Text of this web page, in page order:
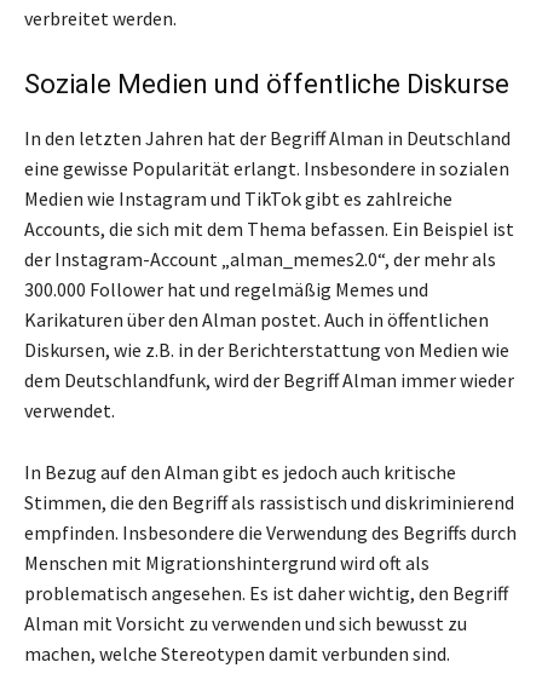
verbreitet werden.
Soziale Medien und öffentliche Diskurse
In den letzten Jahren hat der Begriff Alman in Deutschland
eine gewisse Popularität erlangt. Insbesondere in sozialen
Medien wie Instagram und TikTok gibt es zahlreiche
Accounts, die sich mit dem Thema befassen. Ein Beispiel ist
der Instagram-Account „alman_memes2.0“, der mehr als
300.000 Follower hat und regelmäßig Memes und
Karikaturen über den Alman postet. Auch in öffentlichen
Diskursen, wie z.B. in der Berichterstattung von Medien wie
dem Deutschlandfunk, wird der Begriff Alman immer wieder
verwendet.
In Bezug auf den Alman gibt es jedoch auch kritische
Stimmen, die den Begriff als rassistisch und diskriminierend
empfinden. Insbesondere die Verwendung des Begriffs durch
Menschen mit Migrationshintergrund wird oft als
problematisch angesehen. Es ist daher wichtig, den Begriff
Alman mit Vorsicht zu verwenden und sich bewusst zu
machen, welche Stereotypen damit verbunden sind.